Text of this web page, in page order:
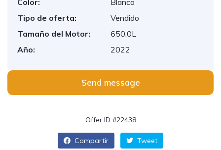
Color:
Blanco
Tipo de oferta:
Vendido
Tamaño del Motor:
650.0L
Año:
2022
Send message
Offer ID #22438
Compartir Tweet